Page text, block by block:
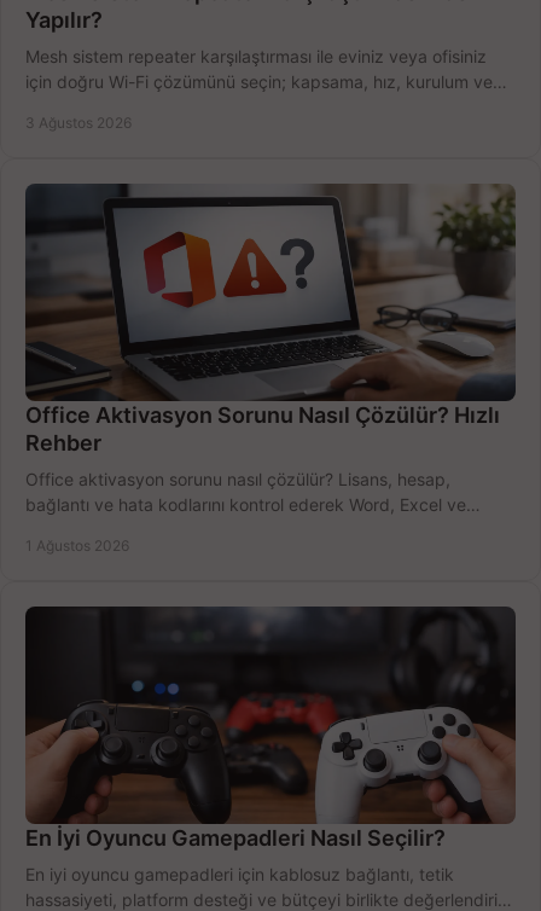
Yapılır?
Mesh sistem repeater karşılaştırması ile eviniz veya ofisiniz
için doğru Wi-Fi çözümünü seçin; kapsama, hız, kurulum ve
3 Ağustos 2026
Office Aktivasyon Sorunu Nasıl Çözülür? Hızlı
Rehber
Office aktivasyon sorunu nasıl çözülür? Lisans, hesap,
bağlantı ve hata kodlarını kontrol ederek Word, Excel ve
1 Ağustos 2026
En İyi Oyuncu Gamepadleri Nasıl Seçilir?
En iyi oyuncu gamepadleri için kablosuz bağlantı, tetik
hassasiyeti, platform desteği ve bütçeyi birlikte değerlendirin;